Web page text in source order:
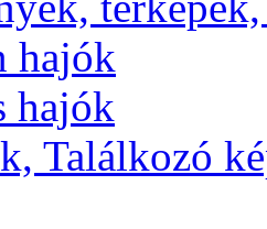
hajók
hajók
Találkozó